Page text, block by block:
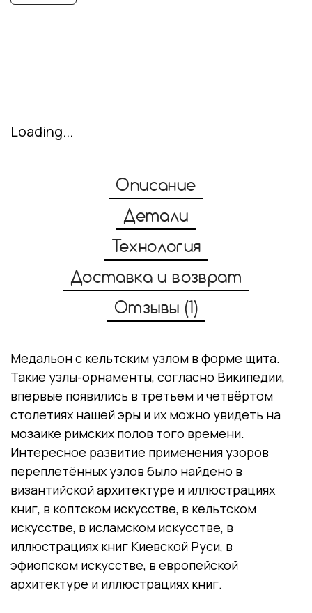
Loading...
Описание
Детали
Технология
Доставка и возврат
Отзывы (1)
Медальон с кельтским узлом в форме щита.
Такие узлы-орнаменты, согласно Википедии,
впервые появились в третьем и четвёртом
столетиях нашей эры и их можно увидеть на
мозаике римских полов того времени.
Интересное развитие применения узоров
переплетённых узлов было найдено в
византийской архитектуре и иллюстрациях
книг, в коптском искусстве, в кельтском
искусстве, в исламском искусстве, в
иллюстрациях книг Киевской Руси, в
эфиопском искусстве, в европейской
архитектуре и иллюстрациях книг.